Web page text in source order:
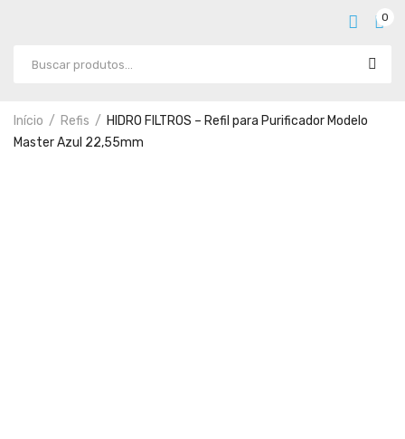
0
Início Refis
HIDRO FILTROS – Refil para Purificador Modelo
Master Azul 22,55mm